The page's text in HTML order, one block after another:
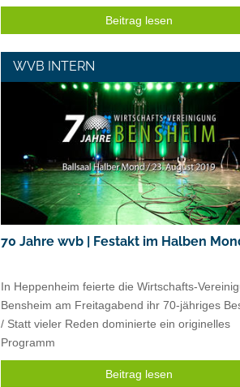
Beitrag lesen
WVB INTERN
70 Jahre wvb | Festakt im Halben
In Heppenheim feierte die Wirtschafts-
Bensheim am Freitagabend ihr 70-jähriges
/ Statt vieler Reden dominierte ein originelles
Programm
Beitrag lesen